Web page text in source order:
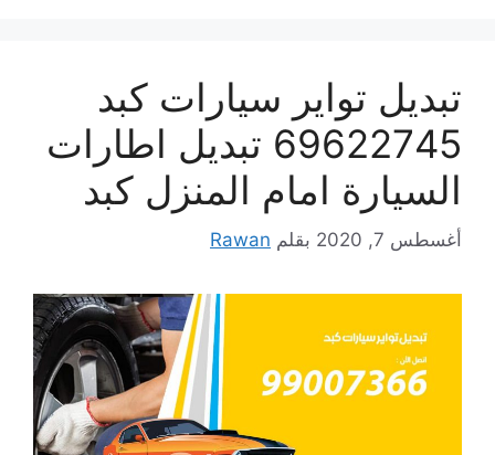
تبديل تواير سيارات كبد
69622745 تبديل اطارات
السيارة امام المنزل كبد
أغسطس 7, 2020 بقلم Rawan